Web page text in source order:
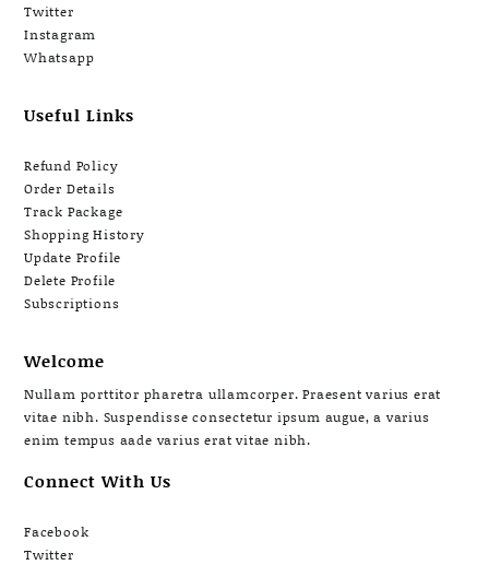
Twitter
Instagram
Whatsapp
Useful Links
Refund Policy
Order Details
Track Package
Shopping History
Update Profile
Delete Profile
Subscriptions
Welcome
Nullam porttitor pharetra ullamcorper. Praesent varius erat
vitae nibh. Suspendisse consectetur ipsum augue, a varius
enim tempus aade varius erat vitae nibh.
Connect With Us
Facebook
Twitter